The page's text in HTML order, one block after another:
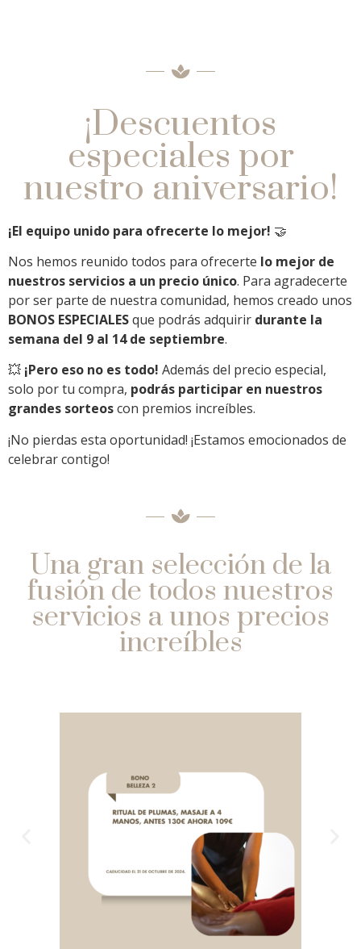
¡Descuentos
especiales por
nuestro aniversario!
¡El equipo unido para ofrecerte lo mejor! 🤝
Nos hemos reunido todos para ofrecerte lo mejor de
nuestros servicios a un precio único. Para agradecerte
por ser parte de nuestra comunidad, hemos creado unos
BONOS ESPECIALESque podrás adquirir durante la
semana del 9 al 14 de septiembre.
💥 ¡Pero eso no es todo! Además del precio especial,
solo por tu compra, podrás participar en nuestros
grandes sorteoscon premios increíbles.
¡No pierdas esta oportunidad! ¡Estamos emocionados de
celebrar contigo!
Una gran selección de la
fusión de todos nuestros
servicios a unos precios
increíbles